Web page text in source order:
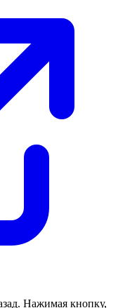
Нажимая кнопку,